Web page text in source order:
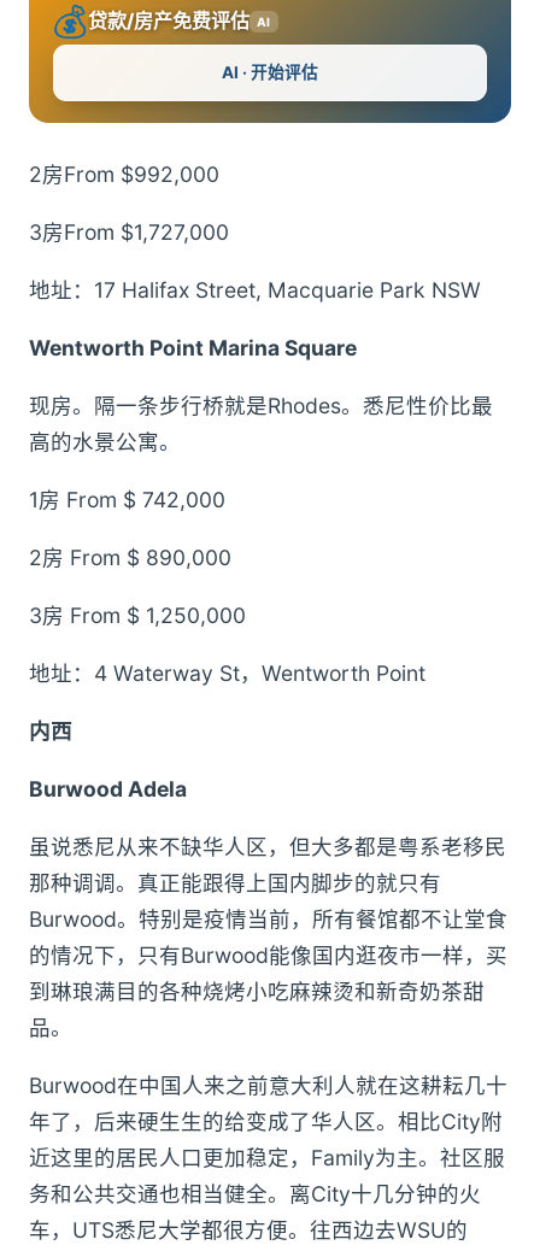
💰贷款/房产免费评估 AI
AI · 开始评估
2房From $992,000
3房From $1,727,000
地址：17 Halifax Street, Macquarie Park NSW
Wentworth Point Marina Square
现房。隔一条步行桥就是Rhodes。悉尼性价比最
高的水景公寓。
1房 From $ 742,000
2房 From $ 890,000
3房 From $ 1,250,000
地址：4 Waterway St，Wentworth Point
内西
Burwood Adela
虽说悉尼从来不缺华人区，但大多都是粤系老移民
那种调调。真正能跟得上国内脚步的就只有
Burwood。特别是疫情当前，所有餐馆都不让堂食
的情况下，只有Burwood能像国内逛夜市一样，买
到琳琅满目的各种烧烤小吃麻辣烫和新奇奶茶甜
品。
Burwood在中国人来之前意大利人就在这耕耘几十
年了，后来硬生生的给变成了华人区。相比City附
近这里的居民人口更加稳定，Family为主。社区服
务和公共交通也相当健全。离City十几分钟的火
车，UTS悉尼大学都很方便。往西边去WSU的